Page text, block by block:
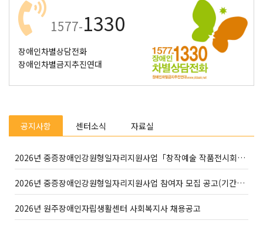
1577-1330
장애인차별상담전화
장애인차별금지추진연대
공지사항 센터소식 자료실
2026년 중증장애인강원형일자리지원사업「창작예술 작품전시회」개최
2026년 중증장애인강원형일자리지원사업 참여자 모집 공고(기간연장)
2026년 원주장애인자립생활센터 사회복지사 채용공고